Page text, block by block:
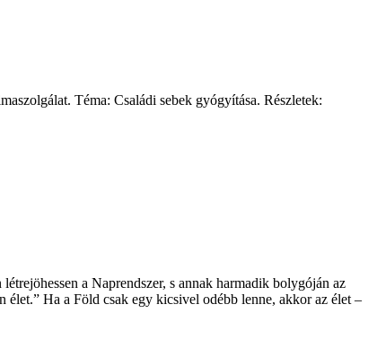
Téma: Családi sebek gyógyítása. Részletek:
a Naprendszer, s annak harmadik bolygóján az
Ha a Föld csak egy kicsivel odébb lenne, akkor az élet –